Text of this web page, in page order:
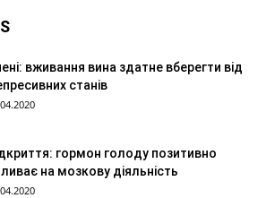
вживання вина здатне вберегти від
станів
гормон голоду позитивно
на мозкову діяльність